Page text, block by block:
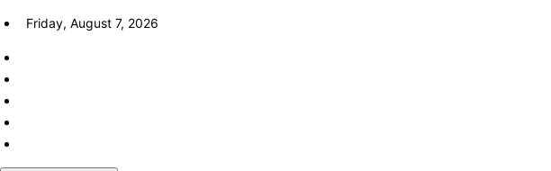
Skip
content
Friday, August 7, 2026